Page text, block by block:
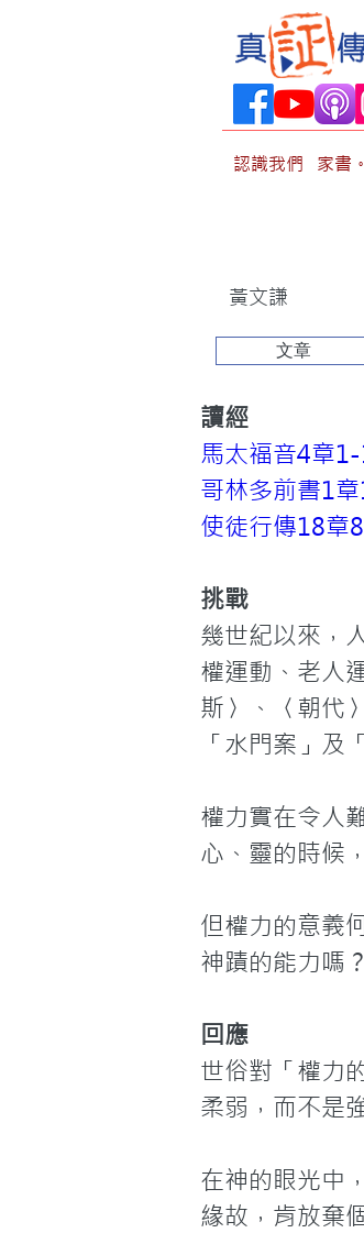
認識我們 家書
黃文謙
文章
讀經
馬太福音4章
哥林多前書1
使徒行傳18章
挑戰
幾世紀以來，
權運動、老人
斯〉、〈朝代
「水門案」及
權力實在令人
心、靈的時候
但權力的意義
神蹟的能力嗎？
回應
世俗對「權力
柔弱，而不是
在神的眼光中
緣故，肯放棄